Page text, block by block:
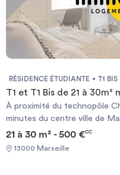
RÉSIDENCE ÉTUDIANTE T1 BIS
T1 et T1 Bis de 21 à 30m²
À proximité du technopôle
minutes du centre ville de
offre des conditions idéales
sont entièrement meublés
21 à 30 m² - 500 €CC
13000 Marseille